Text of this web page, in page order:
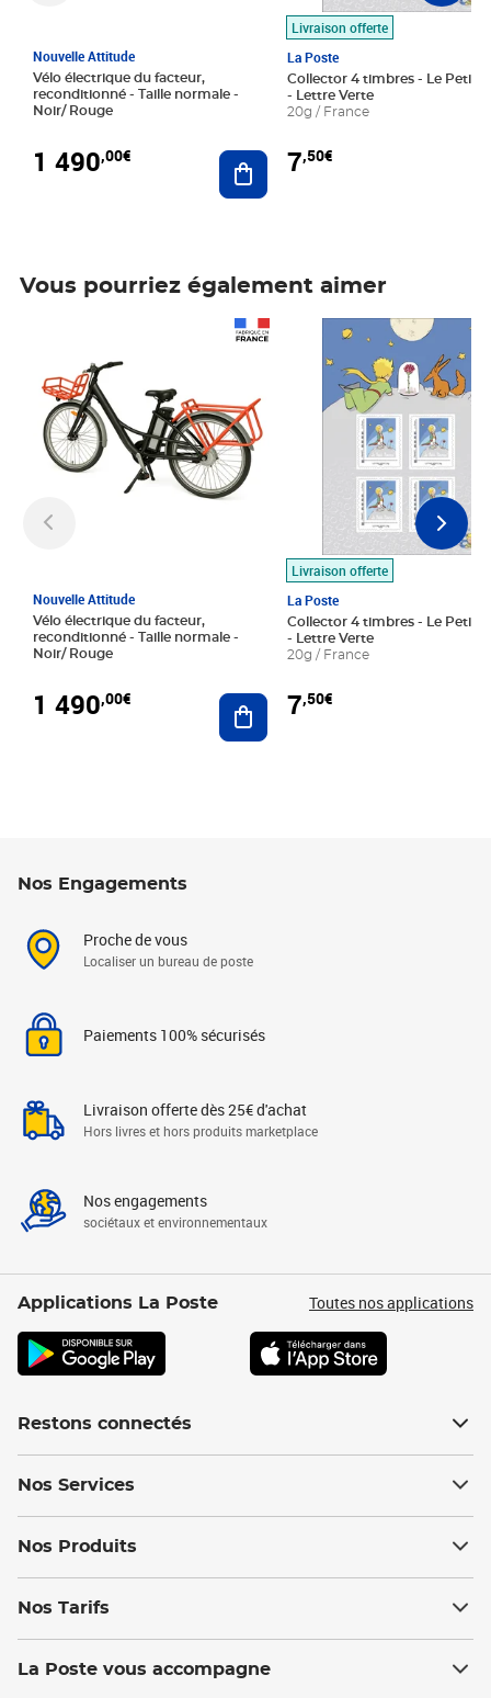
Nouvelle Attitude
Vélo électrique du facteur,
reconditionné - Taille normale -
Noir/ Rouge
1 490,00€ Ajouter au panier
Livraison offerte
La Poste
Collector 4 timbres - Le Petit
- Lettre Verte
20g / France
7,50€
Vous pourriez également aimer
Nouvelle Attitude
Vélo électrique du facteur,
reconditionné - Taille normale -
Noir/ Rouge
1 490,00€ Ajouter au panier
Livraison offerte
La Poste
Collector 4 timbres - Le Petit
- Lettre Verte
20g / France
7,50€
Prix 7,50€
Nos Engagements
Proche de vous
Localiser un bureau de poste
Paiements 100% sécurisés
Livraison offerte dès 25€ d'achat
Hors livres et hors produits marketplace
Nos engagements
sociétaux et environnementaux
Applications La Poste Toutes nos applications
Restons connectés
Nos Services
Nos Produits
Nos Tarifs
La Poste vous accompagne